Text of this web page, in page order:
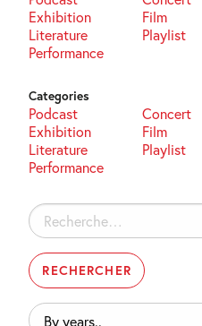
Exhibition
Film
Literature
Playlist
Performance
Categories
Podcast Concert
Exhibition
Film
Literature
Playlist
Performance
Rechercher :
By